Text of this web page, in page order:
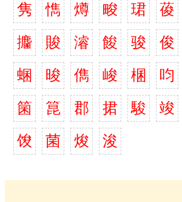
隽 懏 燇 畯 珺 葰
攟
賐 濬 餕 骏 俊
蜠
晙 儁 峻 棞 呁
箘
箟 郡 捃 駿 竣
馂
菌 焌 浚